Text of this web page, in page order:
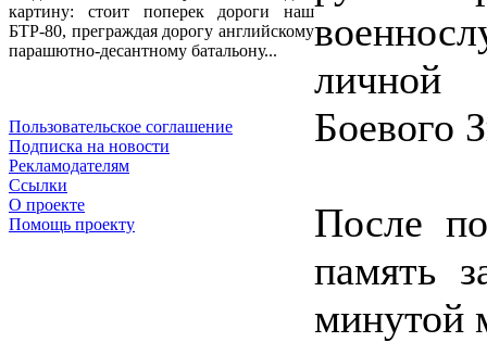
картину: стоит поперек дороги наш
БТР-80, преграждая дорогу английскому
парашютно-десантному батальону...
Пользовательское соглашение
Подписка на новости
Рекламодателям
Ссылки
О проекте
Помощь проекту
личной
Боевого
После
память
минутой